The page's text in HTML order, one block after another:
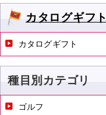
カタログギフト
カタログギフト
種目別カテゴリ
ゴルフ